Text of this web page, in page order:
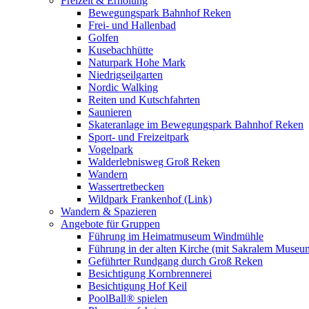
Bewegungspark Bahnhof Reken
Frei- und Hallenbad
Golfen
Kusebachhütte
Naturpark Hohe Mark
Niedrigseilgarten
Nordic Walking
Reiten und Kutschfahrten
Saunieren
Skateranlage im Bewegungspark Bahnhof Reken
Sport- und Freizeitpark
Vogelpark
Walderlebnisweg Groß Reken
Wandern
Wassertretbecken
Wildpark Frankenhof (Link)
Wandern & Spazieren
Angebote für Gruppen
Führung im Heimatmuseum Windmühle
Führung in der alten Kirche (mit Sakralem
Geführter Rundgang durch Groß Reken
Besichtigung Kornbrennerei
Besichtigung Hof Keil
PoolBall® spielen